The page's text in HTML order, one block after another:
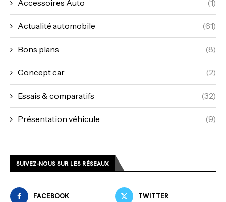
Accessoires Auto (1)
Actualité automobile (61)
Bons plans (8)
Concept car (2)
Essais & comparatifs (32)
Présentation véhicule (9)
SUIVEZ-NOUS SUR LES RÉSEAUX
FACEBOOK TWITTER